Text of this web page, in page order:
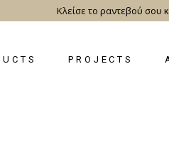
Κλείσε το ραντεβού σου
PROJECTS